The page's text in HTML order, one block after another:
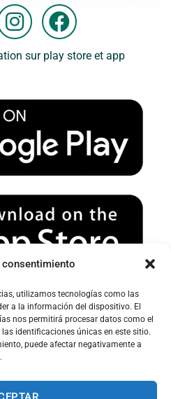
consentimiento
utilizamos tecnologías como las
a la información del dispositivo. El
nos permitirá procesar datos como el
identificaciones únicas en este sitio.
puede afectar negativamente a
I
n
s
a
g
r
a
m
F
a
c
b
o
k
sur play store et app
:
ou courrier indésirable pour